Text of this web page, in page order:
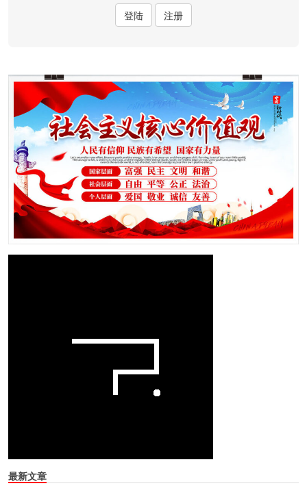
登陆 注册
最新文章